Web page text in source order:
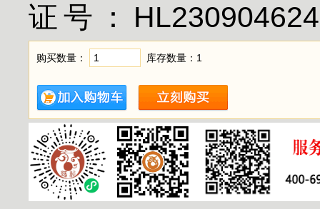
证号： HL230904624
购买数量： 库存数量： 1